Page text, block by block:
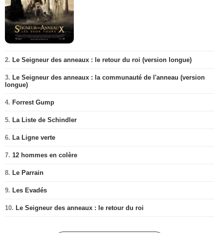
2. Le Seigneur des anneaux : le retour du roi (version longue)
3. Le Seigneur des anneaux : la communauté de l'anneau (version
longue)
4. Forrest Gump
5. La Liste de Schindler
6. La Ligne verte
7. 12 hommes en colère
8. Le Parrain
9. Les Evadés
10. Le Seigneur des anneaux : le retour du roi